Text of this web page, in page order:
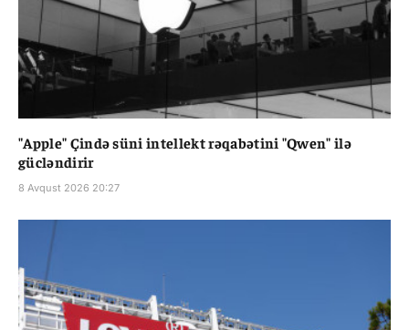
"Apple" Çində süni intellekt rəqabətini "Qwen" ilə
gücləndirir
8 Avqust 2026 20:27